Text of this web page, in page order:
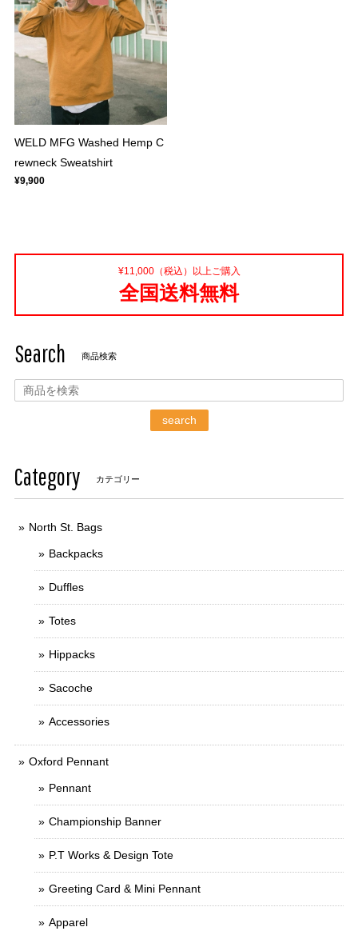
WELD MFG Washed Hemp C
rewneck Sweatshirt
¥9,900
¥11,000（税込）以上ご購入
全国送料無料
Search 商品検索
search
Category カテゴリー
North St. Bags
Backpacks
Duffles
Totes
Hippacks
Sacoche
Accessories
Oxford Pennant
Pennant
Championship Banner
P.T Works & Design Tote
Greeting Card & Mini Pennant
Apparel